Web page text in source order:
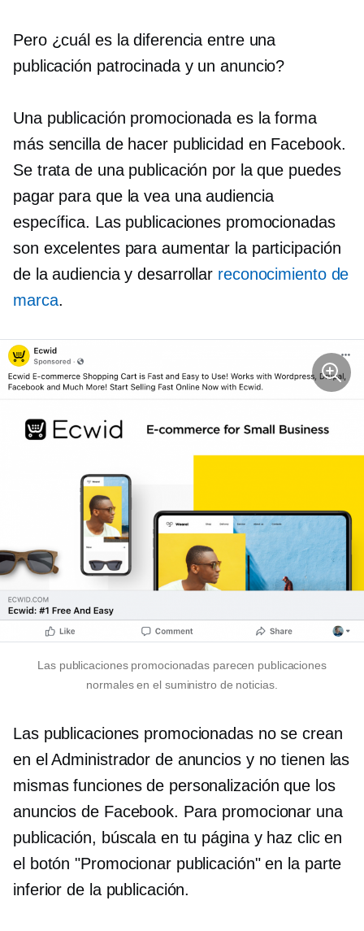
Pero ¿cuál es la diferencia entre una
publicación patrocinada y un anuncio?
Una publicación promocionada es la forma
más sencilla de hacer publicidad en Facebook.
Se trata de una publicación por la que puedes
pagar para que la vea una audiencia
específica. Las publicaciones promocionadas
son excelentes para aumentar la participación
de la audiencia y desarrollar reconocimiento de
marca.
Las publicaciones promocionadas parecen publicaciones
normales en el suministro de noticias.
Las publicaciones promocionadas no se crean
en el Administrador de anuncios y no tienen las
mismas funciones de personalización que los
anuncios de Facebook. Para promocionar una
publicación, búscala en tu página y haz clic en
el botón "Promocionar publicación" en la parte
inferior de la publicación.